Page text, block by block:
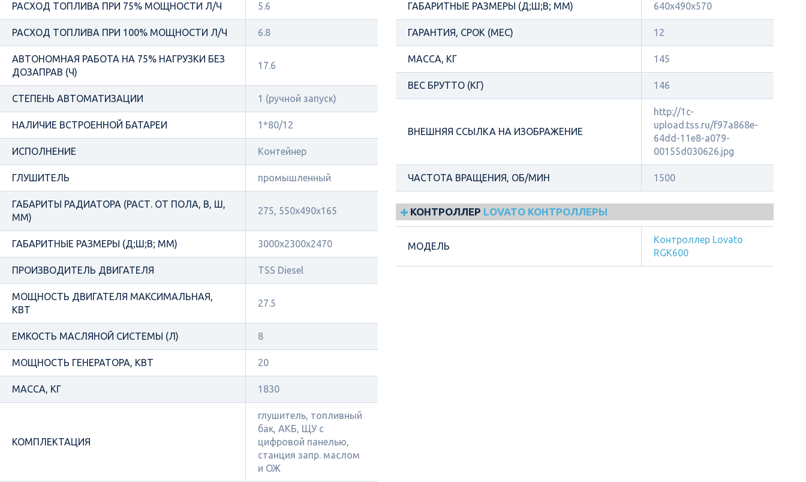
РАСХОД ТОПЛИВА ПРИ 75% МОЩНОСТИ Л/Ч 5.6
РАСХОД ТОПЛИВА ПРИ 100% МОЩНОСТИ Л/Ч 6.8
АВТОНОМНАЯ РАБОТА НА 75% НАГРУЗКИ БЕЗ
ДОЗАПРАВ (Ч)
17.6
СТЕПЕНЬ АВТОМАТИЗАЦИИ 1 (ручной запуск)
НАЛИЧИЕ ВСТРОЕННОЙ БАТАРЕИ 1*80/12
ИСПОЛНЕНИЕ Контейнер
ГЛУШИТЕЛЬ промышленный
ГАБАРИТЫ РАДИАТОРА (РАСТ. ОТ ПОЛА, В, Ш,
ММ)
275, 550х490х165
ГАБАРИТНЫЕ РАЗМЕРЫ (Д;Ш;В; ММ) 3000x2300x2470
ПРОИЗВОДИТЕЛЬ ДВИГАТЕЛЯ TSS Diesel
МОЩНОСТЬ ДВИГАТЕЛЯ МАКСИМАЛЬНАЯ,
КВТ
27.5
ЕМКОСТЬ МАСЛЯНОЙ СИСТЕМЫ (Л) 8
МОЩНОСТЬ ГЕНЕРАТОРА, КВТ 20
МАССА, КГ 1830
КОМПЛЕКТАЦИЯ
глушитель, топливный
бак, АКБ, ЩУ с
цифровой панелью,
станция запр. маслом
и ОЖ
ГАБАРИТНЫЕ РАЗМЕРЫ (Д;Ш;В; ММ) 640х490х570
ГАРАНТИЯ, СРОК (МЕС) 12
МАССА, КГ 145
ВЕС БРУТТО (КГ) 146
ВНЕШНЯЯ ССЫЛКА НА ИЗОБРАЖЕНИЕ
http://1c-
upload.tss.ru/f97a868e-
64dd-11e8-a079-
00155d030626.jpg
ЧАСТОТА ВРАЩЕНИЯ, ОБ/МИН 1500
КОНТРОЛЛЕР LOVATO КОНТРОЛЛЕРЫ
МОДЕЛЬ
Контроллер Lovato
RGK600